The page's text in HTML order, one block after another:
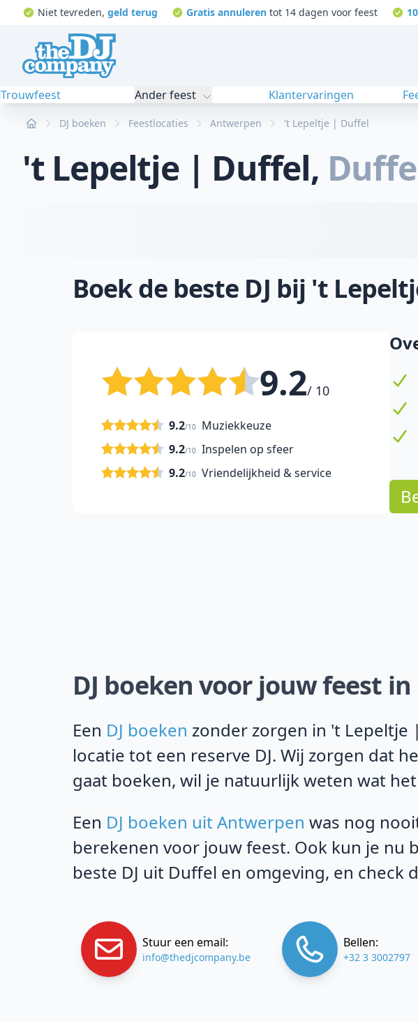
Niet tevreden, geld terug Gratis annuleren tot 14 dagen voor feest
Trouwfeest Ander feest Klantervaringen
Home DJ boeken Feestlocaties Antwerpen 't Lepeltje | Duffel
't Lepeltje | Duffel,
Boek de beste DJ bij 't
9.2/ 10
Muziekkeuze
9.2/10
Inspelen op sfeer
9.2/10
Vriendelijkheid & service
9.2/10
DJ boeken voor jouw feest
Een DJ boeken zonder zorgen in 't Lepeltje
locatie tot een reserve DJ. Wij zorgen dat
gaat boeken, wil je natuurlijk weten wat
Een DJ boeken uit Antwerpen was nog
berekenen voor jouw feest. Ook kun je nu
beste DJ uit Duffel en omgeving, en check
Stuur een email:
info@thedjcompany.be
Bellen:
+32 3 3002797